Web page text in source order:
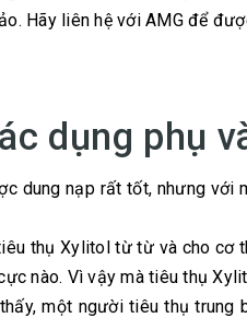
Hãy liên hệ với AMG để
dụng phụ
dung nạp rất tốt, nhưng với
thụ Xylitol từ từ và cho cơ
nào. Vì vậy mà tiêu thụ
một người tiêu thụ